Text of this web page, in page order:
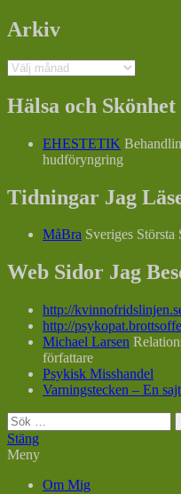
Arkiv
Arkiv
Hälsa och Skönhet
EHESTETIK
hudföryngring
Tidningar Jag
MåBra Sveriges
Web Sidor Jag
http://
http://
Michael Larsen
författare
Psykisk Misshandel
Varningstecken – En
Sök
efter:
Stäng
Meny
Om Mig